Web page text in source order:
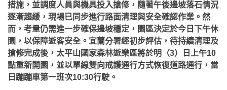
措施，並調度人員與機具投入搶修，隨著午後邊坡落石情況
逐漸趨緩，現場已同步進行路面清理與安全確認作業。然
而，考量仍需進一步確保邊坡穩定，園區決定於今日下午休
園，以保障遊客安全。宜蘭分署經初步評估，待持續清理及
搶修完成後，太平山國家森林遊樂區將於明（3）日上午10
點重新開園，並以單線雙向戒護通行方式恢復道路通行，當
日蹦蹦車第一班次10:30行駛。